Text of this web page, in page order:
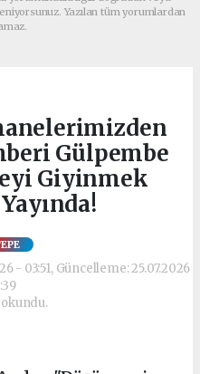
Yazılan tüm yorumlardan
Gülpembe
Giyinmek
- 03:51, Güncelleme: 25.07.2026
okundu.